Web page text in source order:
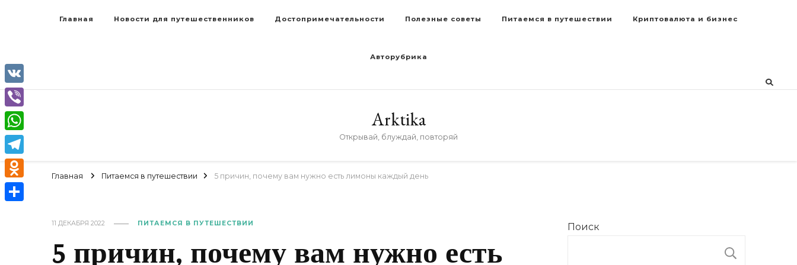
Главная Новости для путешественников Достопримечательности Полезные советы Питаемся в путешествии Криптовалюта и бизнес
Авторубрика
Arktika
Открывай, блуждай, повторяй
Главная Питаемся в путешествии 5 причин, почему вам нужно есть лимоны каждый день
11 ДЕКАБРЯ 2022 ПИТАЕМСЯ В ПУТЕШЕСТВИИ Поиск
VK
Viber
WhatsApp
Telegram
Odnoklassniki